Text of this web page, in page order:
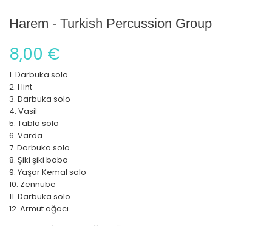
Harem - Turkish Percussion Group
8,00 €
1. Darbuka solo
2. Hint
3. Darbuka solo
4. Vasil
5. Tabla solo
6. Varda
7. Darbuka solo
8. Şiki şiki baba
9. Yaşar Kemal solo
10. Zennube
11. Darbuka solo
12. Armut ağacı.